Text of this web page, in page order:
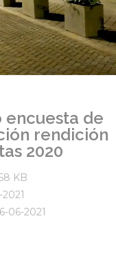
encuesta de
rendición
2020
KB
06-2021